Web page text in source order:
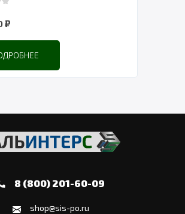
₽
8 (800) 201-60-09
shop@sis-po.ru